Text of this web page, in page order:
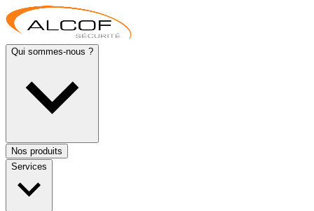
Qui sommes-nous ?
Nos produits
Services